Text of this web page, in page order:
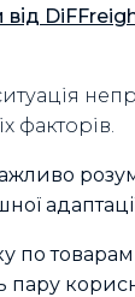
від
факторів.
адаптації
по
пару